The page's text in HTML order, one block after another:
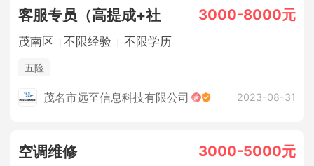
客服专员（高提成+社 3000-8000元
茂南区 不限经验 不限学历
五险
茂名市远至信息科技有限公司 2023-08-31
空调维修 3000-5000元